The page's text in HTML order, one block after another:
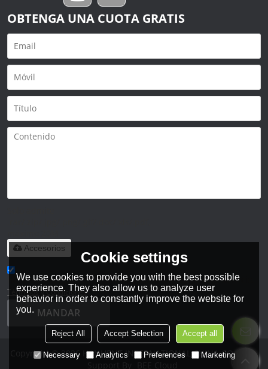
OBTENGA UNA CUOTA GRATIS
Accesorios
He leido y acepto los Términos y Condiciones de este servicio,
Términos y Condiciones
MANDAR
Copyright © 2026 HANHENT INTERNATIONAL CHINA CO., LTD.
Cookie settings
We use cookies to provide you with the best possible
experience. They also allow us to analyze user
behavior in order to constantly improve the website for
you.
Reject All Accept Selection Accept all
Necessary Analytics Preferences Marketing